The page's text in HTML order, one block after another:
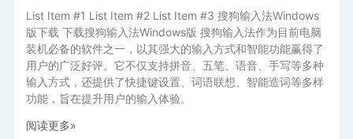
List Item #1 List Item #2 List Item #3 搜狗输入法Windows
版下载 下载搜狗输入法Windows版 搜狗输入法作为目前电脑
装机必备的软件之一，以其强大的输入方式和智能功能赢得了
用户的广泛好评。它不仅支持拼音、五笔、语音、手写等多种
输入方式，还提供了快捷键设置、词语联想、智能造词等多样
功能，旨在提升用户的输入体验。
阅读更多»